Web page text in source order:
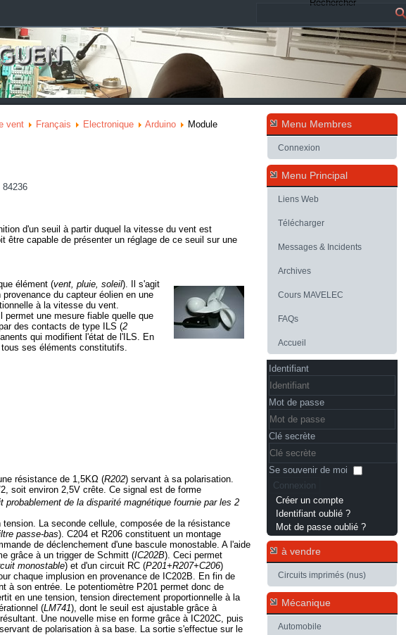
Rechercher
vent Français Electronique Arduino
Module
d'un seuil à partir duquel la vitesse du vent est
être capable de présenter un réglage de ce seuil sur une
élément (vent, pluie, soleil). Il s'agit
du capteur éolien en une
à la vitesse du vent.
permet une mesure fiable quelle que
des contacts de type ILS (2
qui modifient l'état de l'ILS. En
ses éléments constitutifs.
résistance de 1,5KΩ (R202) servant à sa polarisation.
soit environ 2,5V crête. Ce signal est de forme
de la disparité magnétique fournie par les 2
La seconde cellule, composée de la résistance
passe-bas) . C204 et R206 constituent un montage
de déclenchement d'une bascule monostable. A l'aide
grâce à un trigger de Schmitt (IC202B). Ceci permet
monostable) et d'un circuit RC (P201+R207+C206)
chaque implusion en provenance de IC202B. En fin de
à son entrée. Le potentiomètre P201 permet donc de
en une tension, tension directement proportionnelle à la
(LM741), dont le seuil est ajustable grâce à
Une nouvelle mise en forme grâce à IC202C, puis
de polarisation à sa base. La sortie s'effectue sur le
Menu Membres
Connexion
Menu Principal
Liens Web
Télécharger
Messages & Incidents
Archives
Cours MAVELEC
FAQs
Accueil
Identifiant
Mot de passe
Clé secrète
Se souvenir de moi
Connexion
Créer un compte
Identifiant oublié ?
Mot de passe oublié ?
à vendre
Circuits imprimés (nus)
Mécanique
Automobile